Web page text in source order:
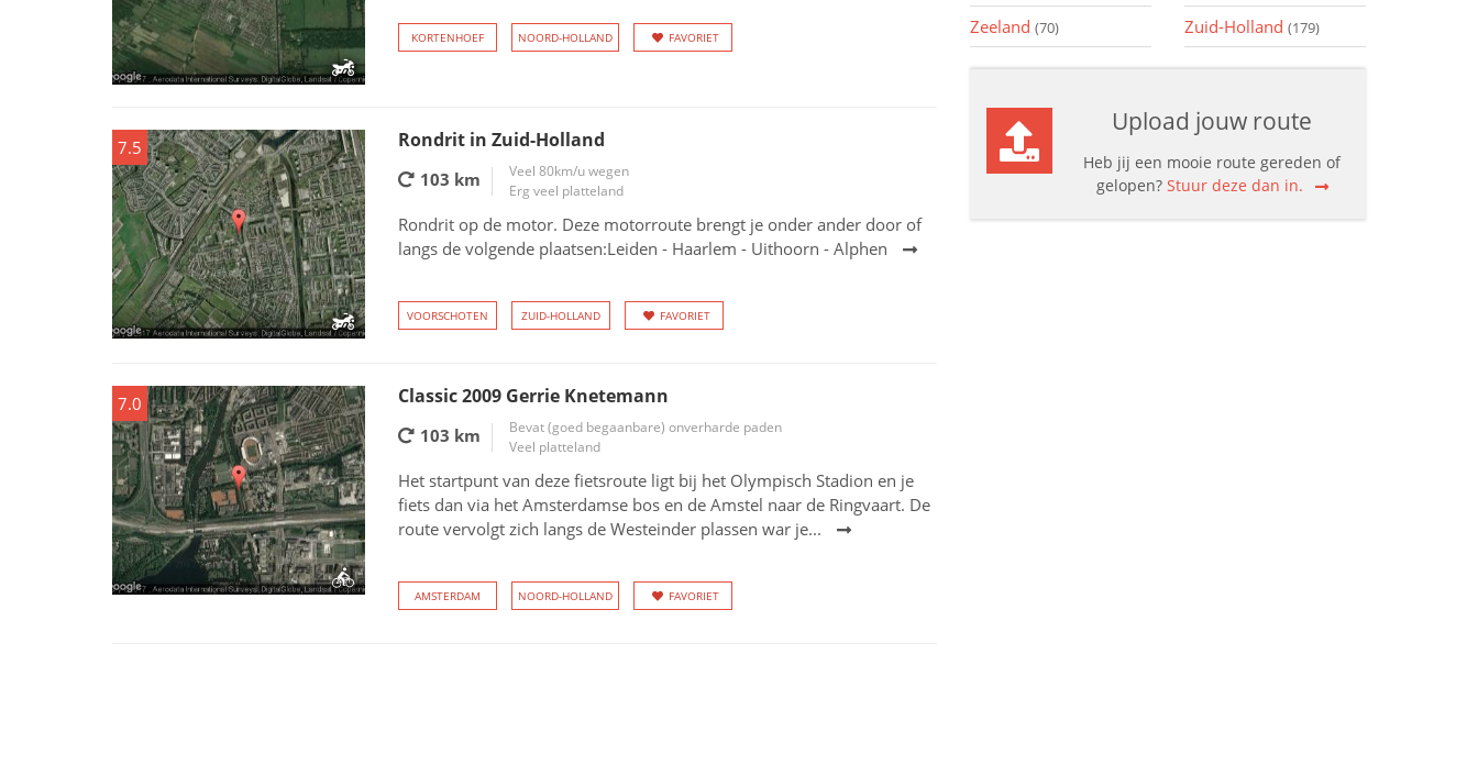
KORTENHOEF NOORD-HOLLAND FAVORIET
7.5 Rondrit in Zuid-Holland
103 km
Veel 80km/u wegen
Erg veel platteland
Rondrit op de motor. Deze motorroute brengt je onder ander door of
langs de volgende plaatsen:Leiden - Haarlem - Uithoorn - Alphen
VOORSCHOTEN ZUID-HOLLAND FAVORIET
7.0 Classic 2009 Gerrie Knetemann
103 km
Bevat (goed begaanbare) onverharde paden
Veel platteland
Het startpunt van deze fietsroute ligt bij het Olympisch Stadion en je
fiets dan via het Amsterdamse bos en de Amstel naar de Ringvaart. De
route vervolgt zich langs de Westeinder plassen war je...
AMSTERDAM NOORD-HOLLAND FAVORIET
Zeeland (70) Zuid-Holland (179)
Upload jouw route
Heb jij een mooie route gereden of
gelopen? Stuur deze dan in.